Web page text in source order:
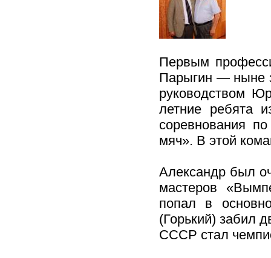
Первым
Парыгин — ныне
руководством
летние ребята
соревнования
мяч». В этой
Александр был
мастеров
попал в
(Горький) забил
СССР стал